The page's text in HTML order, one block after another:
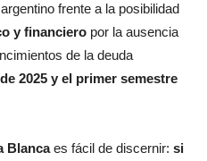
frente a la posibilidad
y financiero por la ausencia
de la deuda
2025 y el primer semestre
Blancaes fácil de discernir: si